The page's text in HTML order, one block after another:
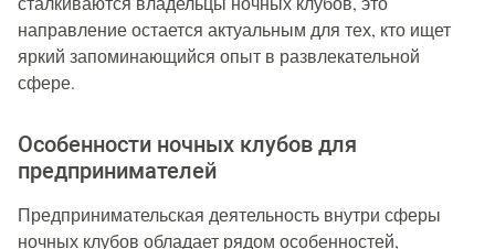
направление остается актуальным для тех, кто ищет
яркий запоминающийся опыт в развлекательной
сфере.
Особенности ночных клубов для
предпринимателей
Предпринимательская деятельность внутри сферы
ночных клубов обладает рядом особенностей,